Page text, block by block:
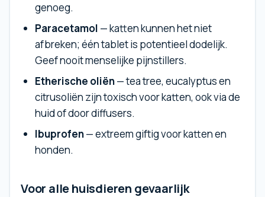
genoeg.
Paracetamol — katten kunnen het niet
afbreken; één tablet is potentieel dodelijk.
Geef nooit menselijke pijnstillers.
Etherische oliën— tea tree, eucalyptus en
citrusoliën zijn toxisch voor katten, ook via de
huid of door diffusers.
Ibuprofen— extreem giftig voor katten en
honden.
Voor alle huisdieren gevaarlijk